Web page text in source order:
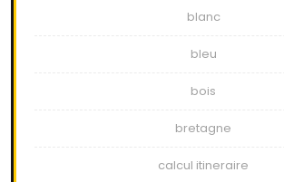
blanc
bleu
bois
bretagne
calcul itineraire